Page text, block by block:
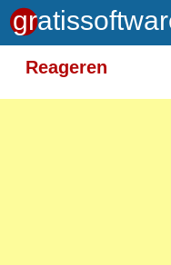
Reageren